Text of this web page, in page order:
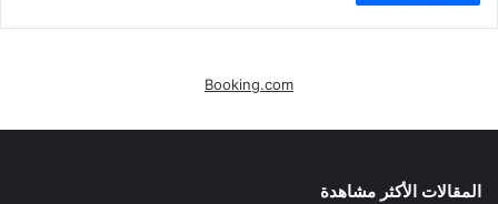
Booking.com
المقالات الأكثر مشاهدة